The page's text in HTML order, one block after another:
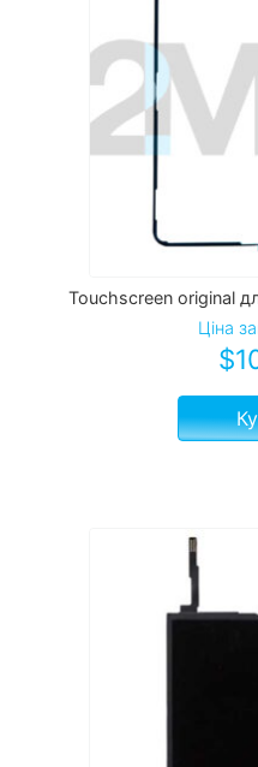
Touchscreen original
Ціна
$